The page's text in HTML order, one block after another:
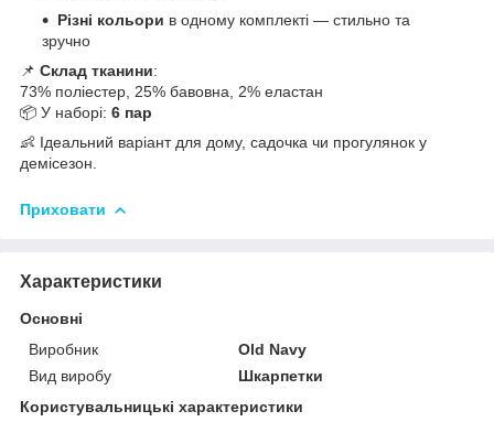
Різні кольори в одному комплекті — стильно та
зручно
📌 Склад тканини:
73% поліестер, 25% бавовна, 2% еластан
📦 У наборі: 6 пар
👶 Ідеальний варіант для дому, садочка чи прогулянок у
демісезон.
Приховати
Характеристики
Основні
Виробник
Old Navy
Вид виробу
Шкарпетки
Користувальницькі характеристики